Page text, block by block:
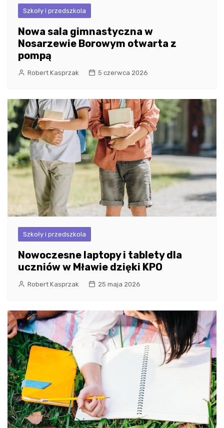
Szkoły i przedszkola
Nowa sala gimnastyczna w
Nosarzewie Borowym otwarta z
pompą
Robert Kasprzak 5 czerwca 2026
Szkoły i przedszkola
Nowoczesne laptopy i tablety dla
uczniów w Mławie dzięki KPO
Robert Kasprzak 25 maja 2026